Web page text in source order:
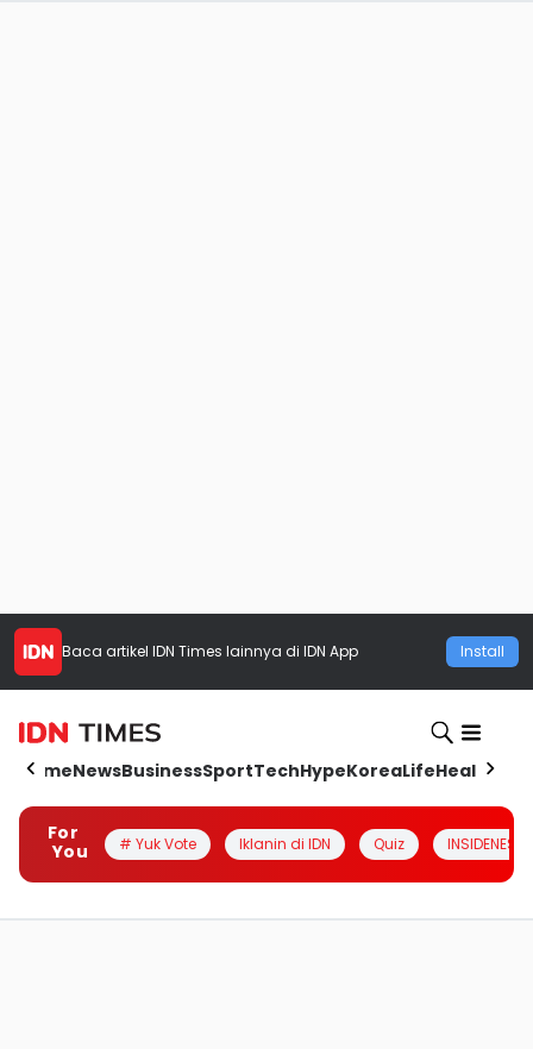
Baca artikel IDN Times lainnya di IDN App Install
HomeNewsBusinessSportTechHypeKoreaLifeHealth
For
You
# Yuk Vote Iklanin di IDN Quiz INSIDENESIA